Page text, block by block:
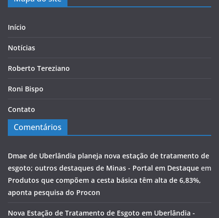
Início
Notícias
Roberto Tereziano
Roni Bispo
Contato
Comentários
Dmae de Uberlândia planeja nova estação de tratamento de
esgoto; outros destaques de Minas - Portal em Destaque em
Produtos que compõem a cesta básica têm alta de 6,83%,
aponta pesquisa do Procon
Nova Estação de Tratamento de Esgoto em Uberlândia -